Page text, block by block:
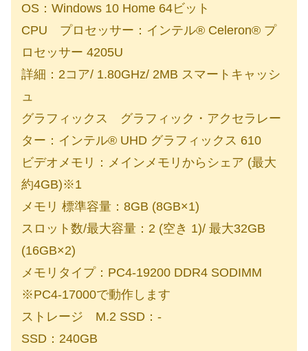
OS：Windows 10 Home 64ビット
CPU プロセッサー：インテル® Celeron® プ
ロセッサー 4205U
詳細：2コア/ 1.80GHz/ 2MB スマートキャッシ
ュ
グラフィックス グラフィック・アクセラレー
ター：インテル® UHD グラフィックス 610
ビデオメモリ：メインメモリからシェア (最大
約4GB)※1
メモリ 標準容量：8GB (8GB×1)
スロット数/最大容量：2 (空き 1)/ 最大32GB
(16GB×2)
メモリタイプ：PC4-19200 DDR4 SODIMM
※PC4-17000で動作します
ストレージ M.2 SSD：-
SSD：240GB